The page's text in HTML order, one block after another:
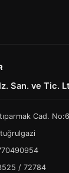
San. ve Tic.
Cad.
/ 72784